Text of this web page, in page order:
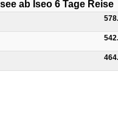
ab Iseo 6 Tage Reise